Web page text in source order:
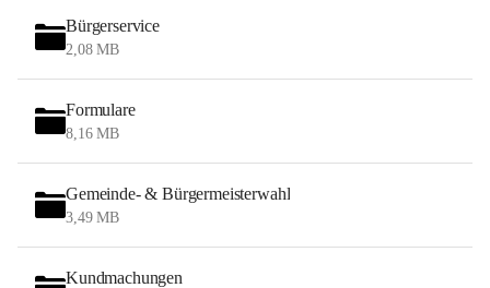
Bürgerservice
2,08 MB
Formulare
8,16 MB
Gemeinde- & Bürgermeisterwahl
3,49 MB
Kundmachungen